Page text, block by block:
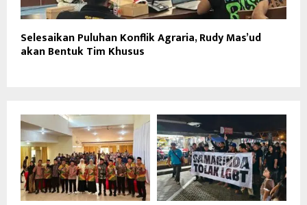
Selesaikan Puluhan Konflik Agraria, Rudy Mas’ud
akan Bentuk Tim Khusus